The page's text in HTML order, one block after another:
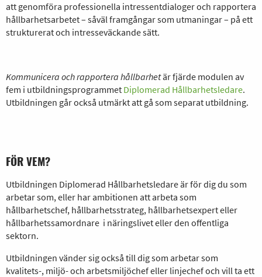
att genomföra professionella intressentdialoger och rapportera
hållbarhetsarbetet – såväl framgångar som utmaningar – på ett
strukturerat och intresseväckande sätt.
Kommunicera och rapportera hållbarhetär fjärde modulen av
fem i utbildningsprogrammet Diplomerad Hållbarhetsledare.
Utbildningen går också utmärkt att gå som separat utbildning.
FÖR VEM?
Utbildningen Diplomerad Hållbarhetsledare är för dig du som
arbetar som, eller har ambitionen att arbeta som
hållbarhetschef, hållbarhetsstrateg, hållbarhetsexpert eller
hållbarhetssamordnare i näringslivet eller den offentliga
sektorn.
Utbildningen vänder sig också till dig som arbetar som
kvalitets-, miljö- och arbetsmiljöchef eller linjechef och vill ta ett